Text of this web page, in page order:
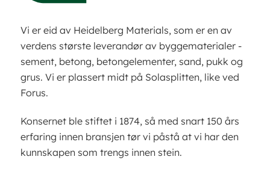
Vi er eid av Heidelberg Materials, som er en av
verdens største leverandør av byggematerialer -
sement, betong, betongelementer, sand, pukk og
grus. Vi er plassert midt på Solasplitten, like ved
Forus.
Konsernet ble stiftet i 1874, så med snart 150 års
erfaring innen bransjen tør vi påstå at vi har den
kunnskapen som trengs innen stein.